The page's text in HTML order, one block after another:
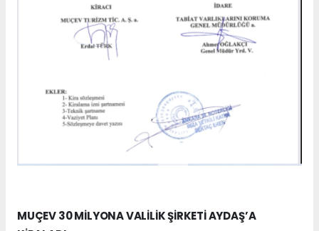
MUÇEV 30 MİLYONA VALİLİK ŞİRKETİ AYDAŞ’A